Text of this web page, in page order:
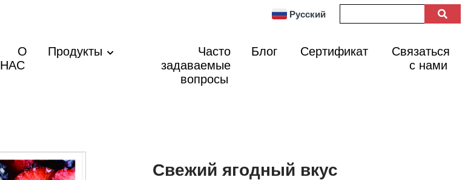
Русский
О
НАС
Продукты
Часто
задаваемые
вопросы
Блог Сертификат
Связаться
с нами
Свежий ягодный вкус